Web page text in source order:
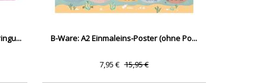
B-Ware: A2 Einmaleins-Poster (ohne Po...
7,95 € 15,95 €